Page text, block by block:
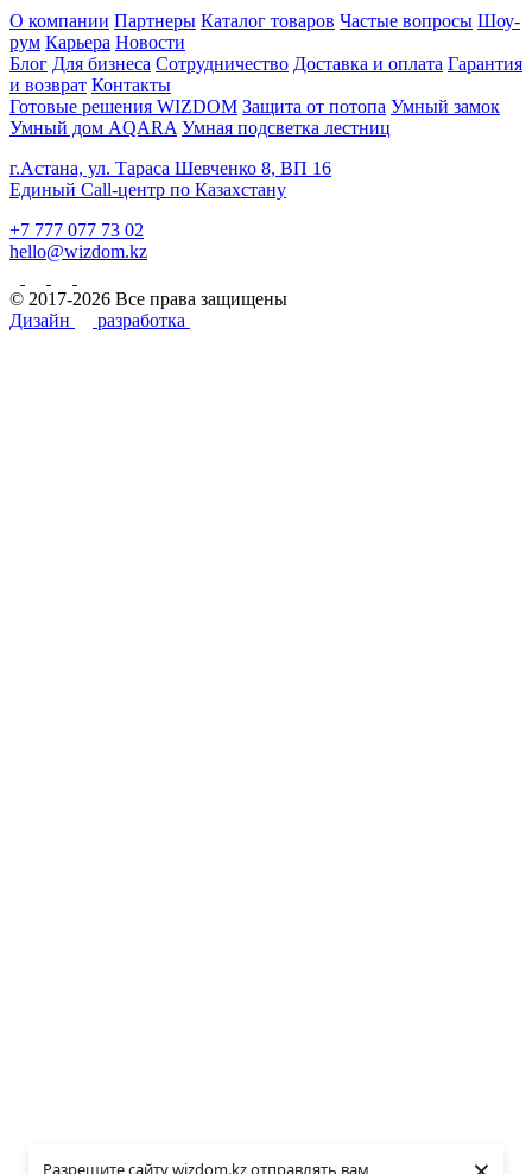
Разрешите сайту wizdom.kz отправлять вам
О компании Партнеры Каталог товаров Частые вопросы Шоу-
рум Карьера Новости
Блог Для бизнеса Сотрудничество Доставка и оплата Гарантия
и возврат Контакты
Готовые решения WIZDOM Защита от потопа Умный замок
Умный дом AQARA Умная подсветка лестниц
г.Астана, ул. Тараса Шевченко 8, ВП 16
Единый Call-центр по Казахстану
+7 777 077 73 02
hello@wizdom.kz
© 2017-2026 Все права защищены
Дизайн
разработка